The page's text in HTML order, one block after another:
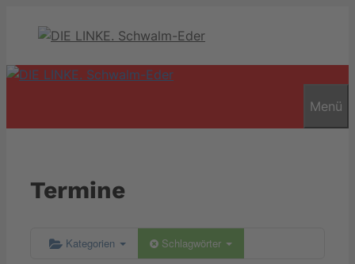
Menü
Termine
Kategorien Schlagwörter